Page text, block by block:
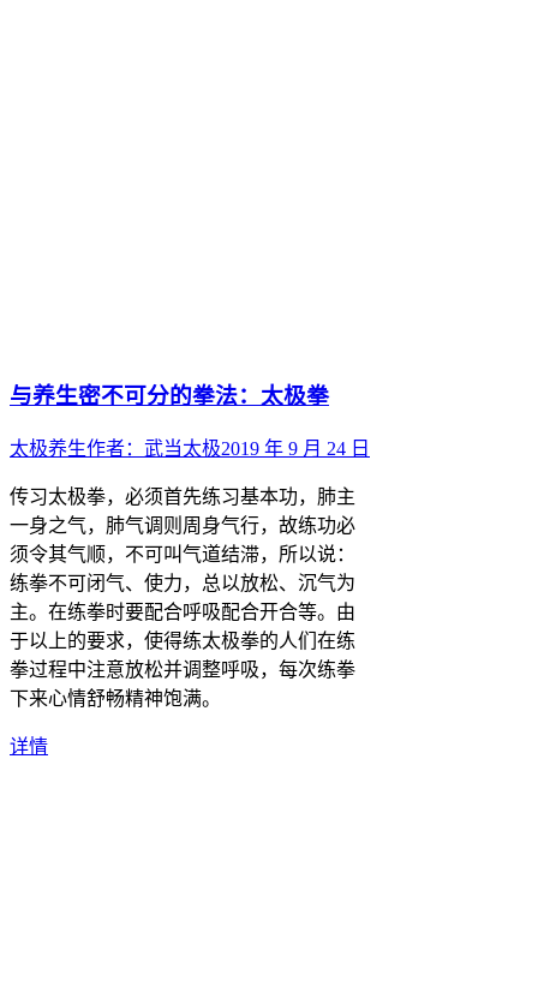
与养生密不可分的拳法：太极拳
太极养生作者： 武当太极2019 年 9 月 24 日
传习太极拳，必须首先练习基本功，肺主
一身之气，肺气调则周身气行，故练功必
须令其气顺，不可叫气道结滞，所以说：
练拳不可闭气、使力，总以放松、沉气为
主。在练拳时要配合呼吸配合开合等。由
于以上的要求，使得练太极拳的人们在练
拳过程中注意放松并调整呼吸，每次练拳
下来心情舒畅精神饱满。
详情